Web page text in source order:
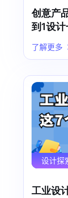
创意产
到1设计
了解更多
设计探
工业设